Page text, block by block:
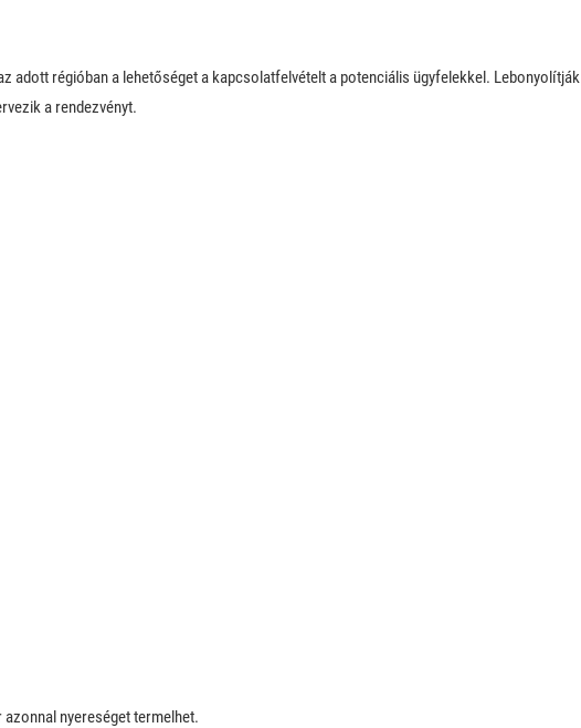
adott régióban a lehetőséget a kapcsolatfelvételt a potenciális ügyfelekkel. Lebonyolítják
a rendezvényt.
nyereséget termelhet.